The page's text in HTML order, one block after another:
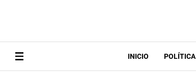
INICIO POLÍTICA